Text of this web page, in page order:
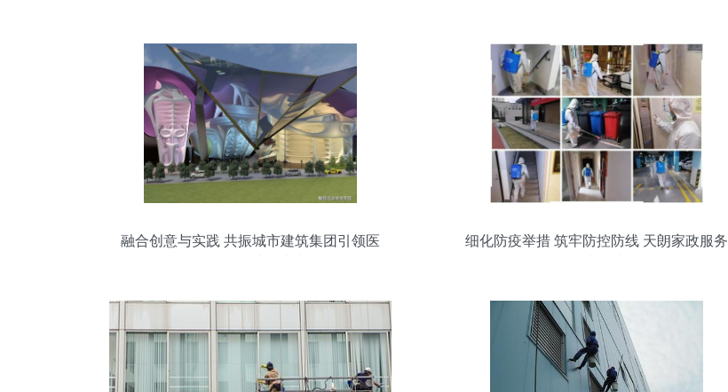
融合创意与实践 共振城市建筑集团引领医
细化防疫举措 筑牢防控防线 天朗家政服务